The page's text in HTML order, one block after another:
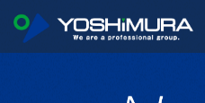
5月 2026 | 株式会社 吉村株式会社